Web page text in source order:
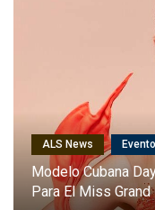
ALS News
Karol G Será La
Anual De Victoria’s